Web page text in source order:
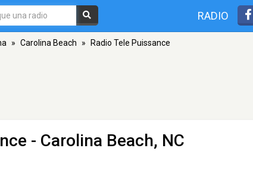
RADIO
» Carolina Beach » Radio Tele Puissance
- Carolina Beach, NC